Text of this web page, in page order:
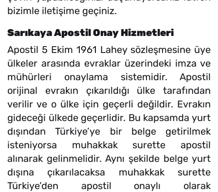
bizimle iletişime geçiniz.
Sarıkaya Apostil Onay Hizmetleri
Apostil 5 Ekim 1961 Lahey sözleşmesine üye
ülkeler arasında evraklar üzerindeki imza ve
mühürleri onaylama sistemidir. Apostil
orijinal evrakın çıkarıldığı ülke tarafından
verilir ve o ülke için geçerli değildir. Evrakın
gideceği ülkede geçerlidir. Bu kapsamda yurt
dışından Türkiye’ye bir belge getirilmek
isteniyorsa muhakkak surette apostil
alınarak gelinmelidir. Aynı şekilde belge yurt
dışına çıkarılacaksa muhakkak surette
Türkiye’den apostil onaylı olarak